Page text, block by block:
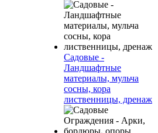
Садовые -
Ландшафтные
материалы, мульча
сосны, кора
лиственницы, дренаж